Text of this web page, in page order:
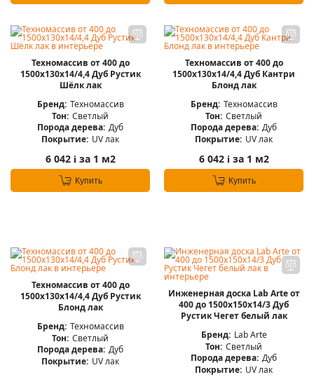
Техномассив от 400 до
1500х130х14/4,4 Дуб Рустик
Шёлк лак
Бренд: Техномассив
Тон: Светлый
Порода дерева: Дуб
Покрытие: UV лак
6 042 iза 1 м2
Купить
Техномассив от 400 до
1500х130х14/4,4 Дуб Кантри
Блонд лак
Бренд: Техномассив
Тон: Светлый
Порода дерева: Дуб
Покрытие: UV лак
6 042 iза 1 м2
Купить
Техномассив от 400 до
1500х130х14/4,4 Дуб Рустик
Блонд лак
Бренд: Техномассив
Тон: Светлый
Порода дерева: Дуб
Покрытие: UV лак
Инженерная доска Lab Arte от
400 до 1500х150х14/3 Дуб
Рустик Чегет белый лак
Бренд: Lab Arte
Тон: Светлый
Порода дерева: Дуб
Покрытие: UV лак